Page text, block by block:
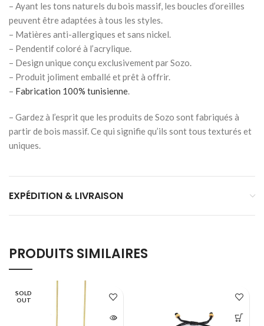
– Ayant les tons naturels du bois massif, les boucles d’oreilles
peuvent être adaptées à tous les styles.
– Matières anti-allergiques et sans nickel.
– Pendentif coloré à l’acrylique.
– Design unique conçu exclusivement par Sozo.
– Produit joliment emballé et prêt à offrir.
– Fabrication 100% tunisienne.
– Gardez à l’esprit que les produits de Sozo sont fabriqués à
partir de bois massif. Ce qui signifie qu’ils sont tous texturés et
uniques.
EXPÉDITION & LIVRAISON
PRODUITS SIMILAIRES
SOLD
OUT